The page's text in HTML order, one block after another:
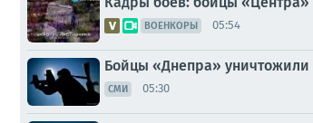
ВОЕНКОРЫ 05:54
Бойцы «Днепра» уничтожили
СМИ 05:30